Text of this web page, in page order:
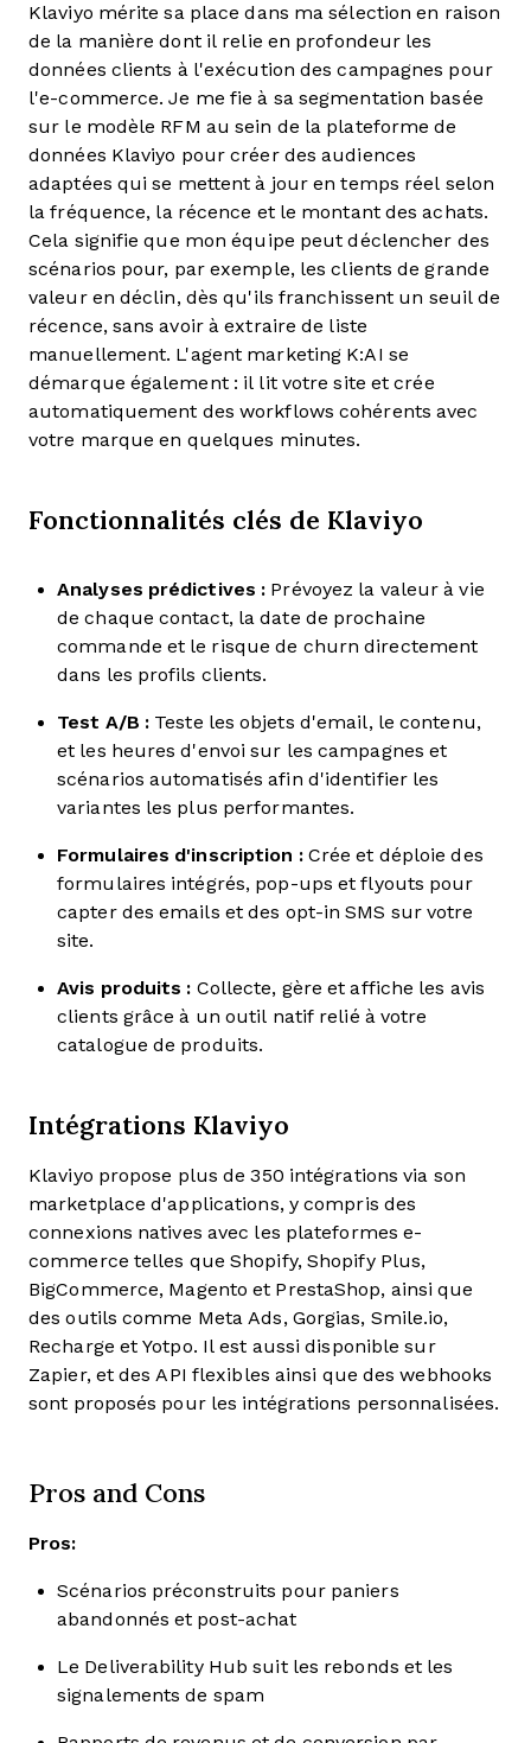
Klaviyo mérite sa place dans ma sélection en raison
de la manière dont il relie en profondeur les
données clients à l'exécution des campagnes pour
l'e-commerce. Je me fie à sa segmentation basée
sur le modèle RFM au sein de la plateforme de
données Klaviyo pour créer des audiences
adaptées qui se mettent à jour en temps réel selon
la fréquence, la récence et le montant des achats.
Cela signifie que mon équipe peut déclencher des
scénarios pour, par exemple, les clients de grande
valeur en déclin, dès qu'ils franchissent un seuil de
récence, sans avoir à extraire de liste
manuellement. L'agent marketing K:AI se
démarque également : il lit votre site et crée
automatiquement des workflows cohérents avec
votre marque en quelques minutes.
Fonctionnalités clés de Klaviyo
Analyses prédictives : Prévoyez la valeur à vie
de chaque contact, la date de prochaine
commande et le risque de churn directement
dans les profils clients.
Test A/B : Teste les objets d'email, le contenu,
et les heures d'envoi sur les campagnes et
scénarios automatisés afin d'identifier les
variantes les plus performantes.
Formulaires d'inscription :Crée et déploie des
formulaires intégrés, pop-ups et flyouts pour
capter des emails et des opt-in SMS sur votre
site.
Avis produits : Collecte, gère et affiche les avis
clients grâce à un outil natif relié à votre
catalogue de produits.
Intégrations Klaviyo
Klaviyo propose plus de 350 intégrations via son
marketplace d'applications, y compris des
connexions natives avec les plateformes e-
commerce telles que Shopify, Shopify Plus,
BigCommerce, Magento et PrestaShop, ainsi que
des outils comme Meta Ads, Gorgias, Smile.io,
Recharge et Yotpo. Il est aussi disponible sur
Zapier, et des API flexibles ainsi que des webhooks
sont proposés pour les intégrations personnalisées.
Pros and Cons
Pros:
Scénarios préconstruits pour paniers
abandonnés et post-achat
Le Deliverability Hub suit les rebonds et les
signalements de spam